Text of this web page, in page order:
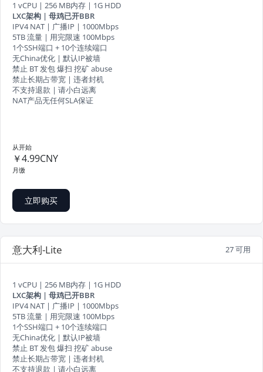
1 vCPU | 256 MB内存 | 1G HDD
LXC架构 | 母鸡已开BBR
IPV4 NAT | 广播IP | 1000Mbps
5TB 流量 | 用完限速 100Mbps
1个SSH端口 + 10个连续端口
无China优化 | 默认IP被墙
禁止 BT 发包 爆扫 挖矿 abuse
禁止长期占带宽 | 违者封机
不支持退款 | 请小白远离
NAT产品无任何SLA保证
从开始
￥4.99CNY
月缴
立即购买
意大利-Lite 27 可用
1 vCPU | 256 MB内存 | 1G HDD
LXC架构 | 母鸡已开BBR
IPV4 NAT | 广播IP | 1000Mbps
5TB 流量 | 用完限速 100Mbps
1个SSH端口 + 10个连续端口
无China优化 | 默认IP被墙
禁止 BT 发包 爆扫 挖矿 abuse
禁止长期占带宽 | 违者封机
不支持退款 | 请小白远离